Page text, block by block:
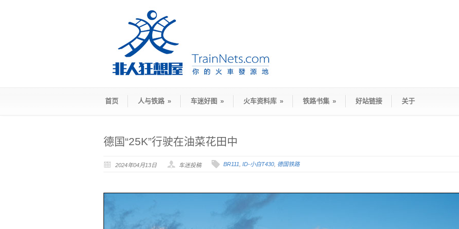
首页 人与铁路 » 车迷好图 » 火车资料库 » 铁路书集 » 好站链接 关于
德国“25K”行驶在油菜花田中
2024年04月13日 车迷投稿 BR111 ID-小白T430 德国铁路